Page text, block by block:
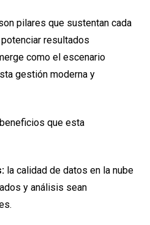
pilares que sustentan cada
resultados
como el escenario
gestión moderna y
que esta
la calidad de datos en la nube
y análisis sean